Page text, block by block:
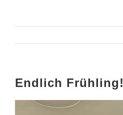
Endlich Frühling!